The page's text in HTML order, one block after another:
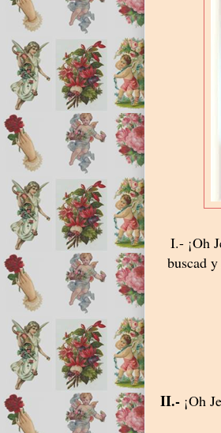
I.- ¡Oh
buscad
II.- ¡Oh